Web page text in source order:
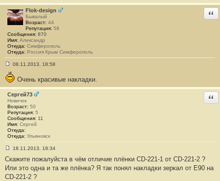
Flok-design
Бывалый
Возраст: 44
Репутация: 58
Сообщения: 870
Имя: Александр
Откуда: Симферополь
Откуда: Россия Крым Симферополь
о
о
б
щ
е
н
и
е
#
9
5
08.11.2013, 18:58
Очень красивые накладки.
Сергей73
Новичок
Возраст: 50
Репутация: 5
Сообщения: 11
Имя: Сергей
Откуда:
Откуда: Ульяновск
о
б
щ
18.11.2013, 18:34
Скажите пожалуйста в чём отличие плёнки CD-221-1 от CD-221-2 ?
Или это одна и та же плёнка? Я так понял накладки зеркал от Е90 на
CD-221-2 ?